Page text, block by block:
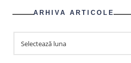
ARHIVA ARTICOLE
ARTICOLE